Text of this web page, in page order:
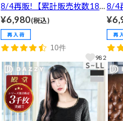
8/4再販!【累計販売枚数180
0枚突破,最旬夏デニム】キャ
ストも喜ぶ魅せても隠しても
OK!!襟付き胸元ジップデニ
ムチェックノースリーブAラ
インミニ丈キャバドレス[SM
L/3サイズ展開]
¥6,980(税込)
10件
982
8/4
以
ち
ッ
丈